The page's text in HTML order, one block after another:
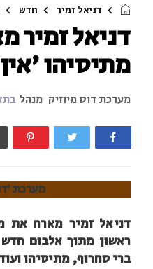
דניאל זמיר חדש
דניאל זמיר
מתיסיהו
מערכת דוס מיוזיק מנהל
מערכת
דניאל זמיר מארח את
ראשון מתוך אלבום
ברי סחרוף, מתיסיהו